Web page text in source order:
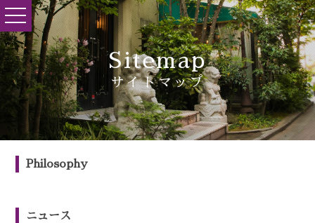
toggle
navigation
Sitemap
サイトマップ
Philosophy
ニュース